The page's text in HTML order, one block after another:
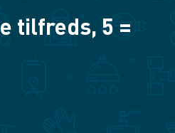
tilfreds, 5 =